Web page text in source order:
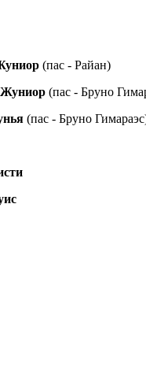
(пас - Райан)
Жуниор (пас - Бруно
(пас - Бруно